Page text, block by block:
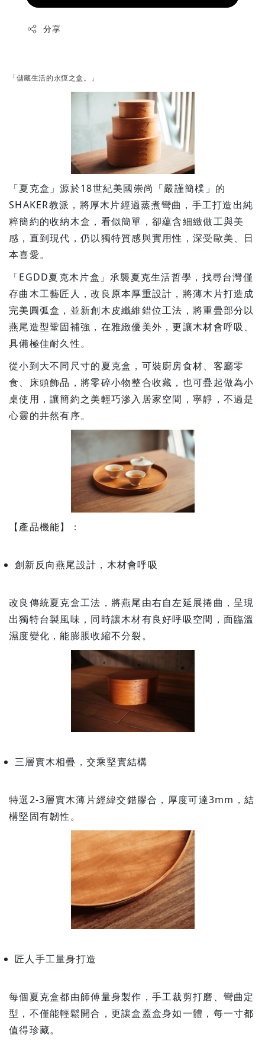
分享
「儲藏生活的永恆之盒。」
「夏克盒」源於18世紀美國崇尚「嚴謹簡樸」的
SHAKER教派，將厚木片經過蒸煮彎曲，手工打造出純
粹簡約的收納木盒，看似簡單，卻蘊含細緻做工與美
感，直到現代，仍以獨特質感與實用性，深受歐美、日
本喜愛。
「EGDD夏克木片盒」承襲夏克生活哲學，找尋台灣僅
存曲木工藝匠人，改良原本厚重設計，將薄木片打造成
完美圓弧盒，並新創木皮纖維錯位工法，將重疊部分以
燕尾造型鞏固補強，在雅緻優美外，更讓木材會呼吸、
具備極佳耐久性。
從小到大不同尺寸的夏克盒，可裝廚房食材、客廳零
食、床頭飾品，將零碎小物整合收藏，也可疊起做為小
桌使用，讓簡約之美輕巧滲入居家空間，寧靜，不過是
心靈的井然有序。
【產品機能】：
創新反向燕尾設計，木材會呼吸
改良傳統夏克盒工法，將燕尾由右自左延展捲曲，呈現
出獨特台製風味，同時讓木材有良好呼吸空間，面臨溫
濕度變化，能膨脹收縮不分裂。
三層實木相疊，交乘堅實結構
特選2-3層實木薄片經緯交錯膠合，厚度可達3mm，結
構堅固有韌性。
匠人手工量身打造
每個夏克盒都由師傅量身製作，手工裁剪打磨、彎曲定
型，不僅能輕鬆開合，更讓盒蓋盒身如一體，每一寸都
值得珍藏。